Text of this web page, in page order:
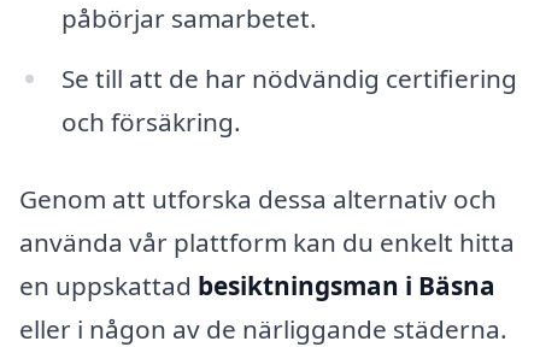
påbörjar samarbetet.
Se till att de har nödvändig certifiering
och försäkring.
Genom att utforska dessa alternativ och
använda vår plattform kan du enkelt hitta
en uppskattad besiktningsman i Bäsna
eller i någon av de närliggande städerna.